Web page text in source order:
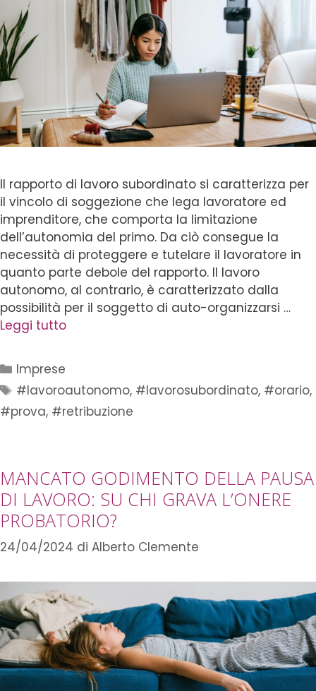
Il rapporto di lavoro subordinato si caratterizza per
il vincolo di soggezione che lega lavoratore ed
imprenditore, che comporta la limitazione
dell’autonomia del primo. Da ciò consegue la
necessità di proteggere e tutelare il lavoratore in
quanto parte debole del rapporto. Il lavoro
autonomo, al contrario, è caratterizzato dalla
possibilità per il soggetto di auto-organizzarsi …
Leggi tutto
Imprese
#lavoroautonomo, #lavorosubordinato, #orario,
#prova, #retribuzione
MANCATO GODIMENTO DELLA PAUSA
DI LAVORO: SU CHI GRAVA L’ONERE
PROBATORIO?
24/04/2024 di Alberto Clemente